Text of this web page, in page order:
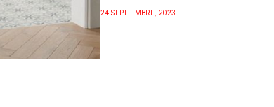
24 SEPTIEMBRE, 2023